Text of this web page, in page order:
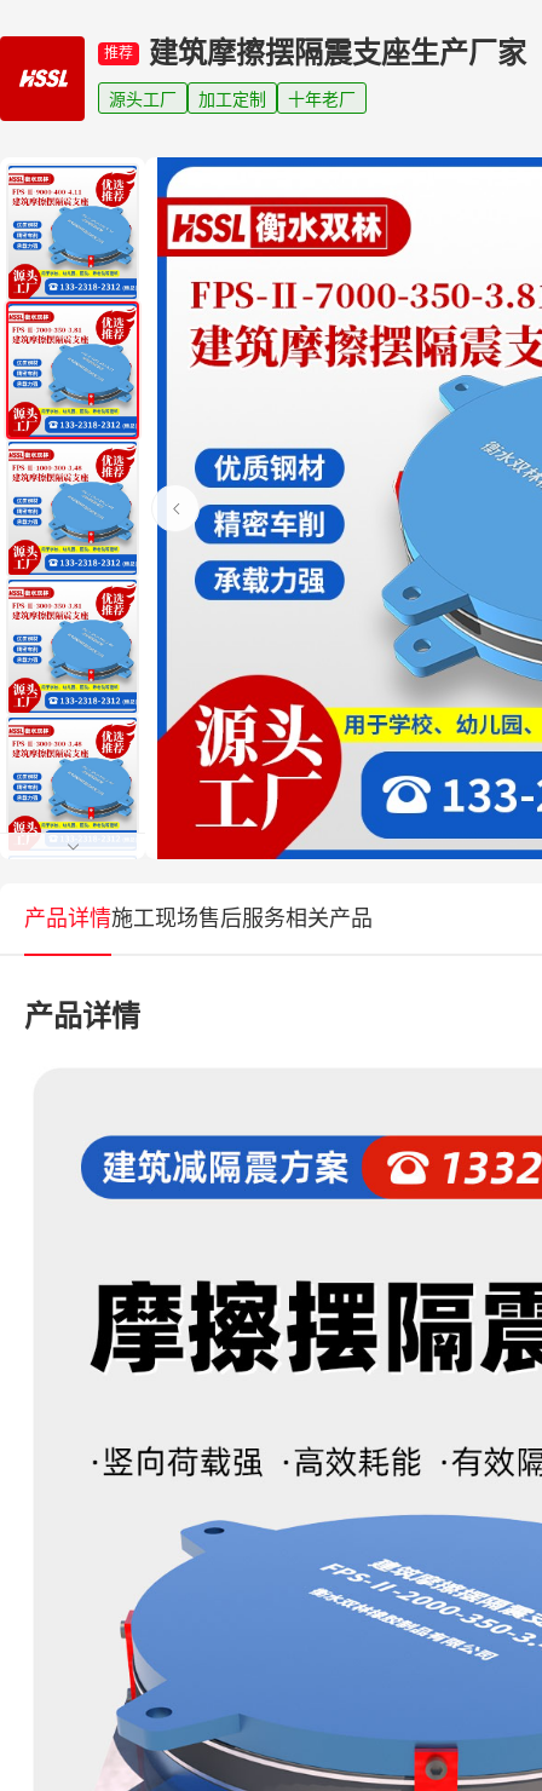
推荐 建筑摩擦摆隔震支座生产厂家
源头工厂 加工定制 十年老厂
产品详情施工现场售后服务相关产品
产品详情